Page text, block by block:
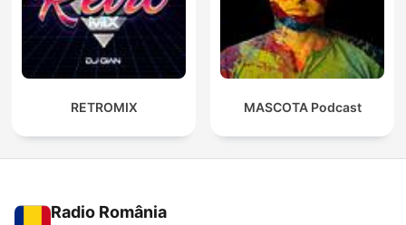
RETROMIX MASCOTA Podcast
Radio România